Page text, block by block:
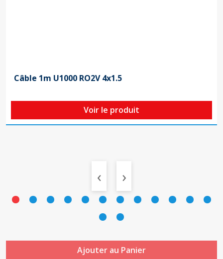
Câble 1m U1000 RO2V 4x1.5
Voir le produit
‹ ›
Ajouter au Panier